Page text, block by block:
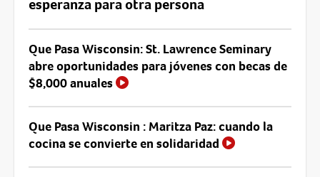
esperanza para otra persona
Que Pasa Wisconsin: St. Lawrence Seminary
abre oportunidades para jóvenes con becas de
$8,000 anuales
Que Pasa Wisconsin : Maritza Paz: cuando la
cocina se convierte en solidaridad